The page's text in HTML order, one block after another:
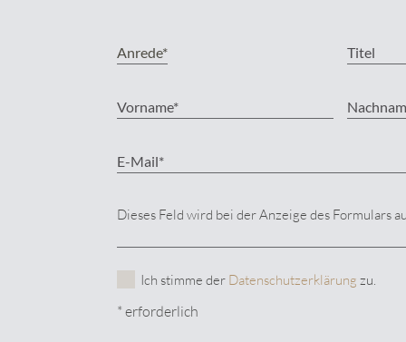
Dieses Feld wird bei der Anzeige des Formulars
Ich stimme der Datenschutzerklärung zu.
* erforderlich